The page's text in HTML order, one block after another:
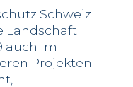
Schweiz
Landschaft
auch im
Projekten